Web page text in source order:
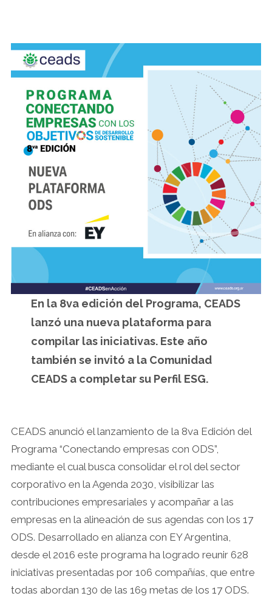
En la 8va edición del Programa, CEADS
lanzó una nueva plataforma para
compilar las iniciativas. Este año
también se invitó a la Comunidad
CEADS a completar su Perfil ESG.
CEADS anunció el lanzamiento de la 8va Edición del
Programa “Conectando empresas con ODS”,
mediante el cual busca consolidar el rol del sector
corporativo en la Agenda 2030, visibilizar las
contribuciones empresariales y acompañar a las
empresas en la alineación de sus agendas con los 17
ODS. Desarrollado en alianza con EY Argentina,
desde el 2016 este programa ha logrado reunir 628
iniciativas presentadas por 106 compañías, que entre
todas abordan 130 de las 169 metas de los 17 ODS.